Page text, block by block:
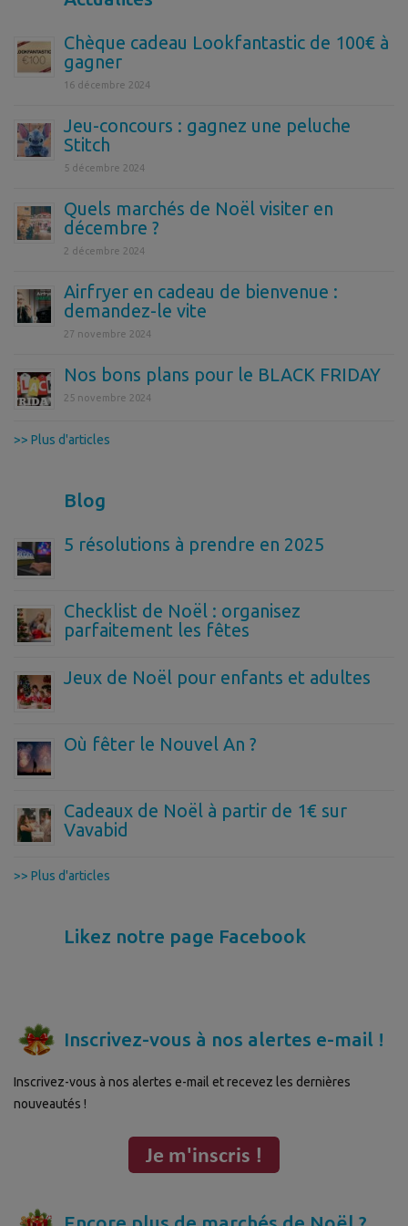
Chèque cadeau Lookfantastic de 100€ à
gagner
16 décembre 2024
Jeu-concours : gagnez une peluche
Stitch
5 décembre 2024
Quels marchés de Noël visiter en
décembre ?
2 décembre 2024
Airfryer en cadeau de bienvenue :
demandez-le vite
27 novembre 2024
Nos bons plans pour le BLACK FRIDAY
25 novembre 2024
>> Plus d'articles
Blog
5 résolutions à prendre en 2025
Checklist de Noël : organisez
parfaitement les fêtes
Jeux de Noël pour enfants et adultes
Où fêter le Nouvel An ?
Cadeaux de Noël à partir de 1€ sur
Vavabid
>> Plus d'articles
Likez notre page Facebook
Inscrivez-vous à nos alertes e-mail !
Inscrivez-vous à nos alertes e-mail et recevez les dernières
nouveautés !